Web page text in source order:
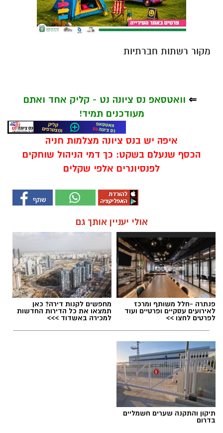
מקור רשתות חברתיות
⇐ וואטסאפ נס ציונה נט - קליק אחד ואתם
מעודכנים תמיד!
איפה יש בנס ציונה מצלמות חניה
הכסף שנעלם בשקט: כך דמי הניהול שוחקים
לפנסיונרים אלפי שקלים
אולי יעניין אותך גם
פנתרה -חלל משותף ומרכז
לאירועים עסקיים ופרטיים ועוד
לפרטים לחצו >>
מחפשים לקנות דירה? כאן
תמצאו את כל הדירות החדשות
למכירה באשדוד >>>
תיקון והתקנה שערים חשמליים
בדרום